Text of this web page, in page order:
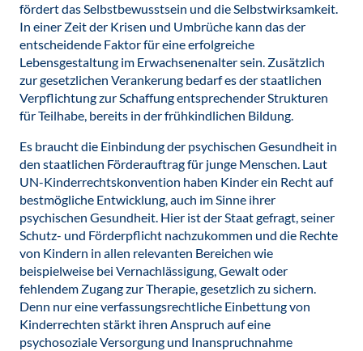
fördert das Selbstbewusstsein und die Selbstwirksamkeit.
In einer Zeit der Krisen und Umbrüche kann das der
entscheidende Faktor für eine erfolgreiche
Lebensgestaltung im Erwachsenenalter sein. Zusätzlich
zur gesetzlichen Verankerung bedarf es der staatlichen
Verpflichtung zur Schaffung entsprechender Strukturen
für Teilhabe, bereits in der frühkindlichen Bildung.
Es braucht die Einbindung der psychischen Gesundheit in
den staatlichen Förderauftrag für junge Menschen. Laut
UN-Kinderrechtskonvention haben Kinder ein Recht auf
bestmögliche Entwicklung, auch im Sinne ihrer
psychischen Gesundheit. Hier ist der Staat gefragt, seiner
Schutz- und Förderpflicht nachzukommen und die Rechte
von Kindern in allen relevanten Bereichen wie
beispielweise bei Vernachlässigung, Gewalt oder
fehlendem Zugang zur Therapie, gesetzlich zu sichern.
Denn nur eine verfassungsrechtliche Einbettung von
Kinderrechten stärkt ihren Anspruch auf eine
psychosoziale Versorgung und Inanspruchnahme